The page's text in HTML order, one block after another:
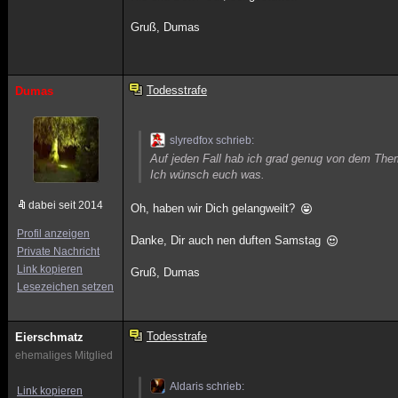
Gruß, Dumas
Dumas
dabei seit 2014
Profil anzeigen
Private Nachricht
Link kopieren
Lesezeichen setzen
Todesstrafe
slyredfox schrieb:
Auf jeden Fall hab ich grad genug von dem
Ich wünsch euch was.
Oh, haben wir Dich gelangweilt?
Danke, Dir auch nen duften Samstag
Gruß, Dumas
Eierschmatz
ehemaliges Mitglied
Link kopieren
Todesstrafe
Aldaris schrieb: